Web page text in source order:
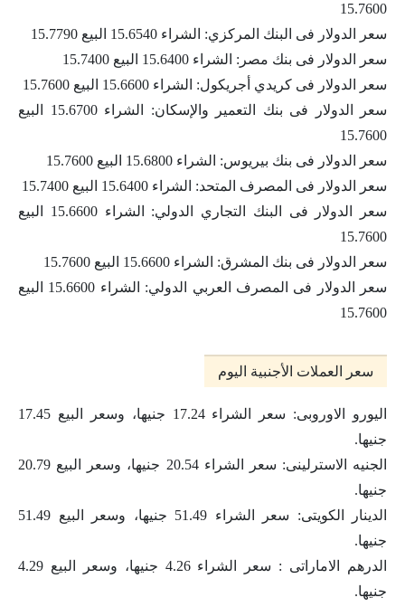
15.7600
سعر الدولار فى البنك المركزي: الشراء 15.6540 البيع 15.7790
سعر الدولار فى بنك مصر: الشراء 15.6400 البيع 15.7400
سعر الدولار فى كريدي أجريكول: الشراء 15.6600 البيع 15.7600
سعر الدولار فى بنك التعمير والإسكان: الشراء 15.6700 البيع
15.7600
سعر الدولار فى بنك بيريوس: الشراء 15.6800 البيع 15.7600
سعر الدولار فى المصرف المتحد: الشراء 15.6400 البيع 15.7400
سعر الدولار فى البنك التجاري الدولي: الشراء 15.6600 البيع
15.7600
سعر الدولار فى بنك المشرق: الشراء 15.6600 البيع 15.7600
سعر الدولار فى المصرف العربي الدولي: الشراء 15.6600 البيع
15.7600
سعر العملات الأجنبية اليوم
اليورو الاوروبى: سعر الشراء 17.24 جنيها، وسعر البيع 17.45
جنيها.
الجنيه الاسترلينى: سعر الشراء 20.54 جنيها، وسعر البيع 20.79
جنيها.
الدينار الكويتى: سعر الشراء 51.49 جنيها، وسعر البيع 51.49
جنيها.
الدرهم الاماراتى : سعر الشراء 4.26 جنيها، وسعر البيع 4.29
جنيها.